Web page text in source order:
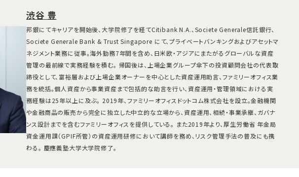
渋谷 豊
邦銀にてキャリアを開始後、大学院修了を経てCitibank N.A.、Societe Generale信託銀行、
Societe Generale Bank & Trust Singapore にて、プライベートバンキングおよびアセットマ
ネジメント業務に従事。海外勤務7年間を含め、日米欧・アジアにまたがるグローバルな資産
管理の最前線で実務経験を積む。 帰国後は、上場企業グループ傘下の投資顧問会社の代表取
締役として、富裕層および上場企業オーナーを中心とした資産運用助言、ファミリーオフィス業
務を統括。個人資産から事業資産まで包括的な助言を行い、資産運用・管理領域における実
務経験は25年以上に及ぶ。 2019年、ファミリーオフィスドットコム株式会社を設立。金融機関
や金融商品の販売から完全に独立した中立的な立場から、資産運用、相続・事業承継、ガバナ
ンス設計までを含むファミリーオフィスを提供している。 また2019年より、厚生労働省 年金局
資金運用課（GPIF所管）の資産運用研修において講師を務め、リスク管理手法の普及にも携
わる。 慶應義塾大学大学院修了。